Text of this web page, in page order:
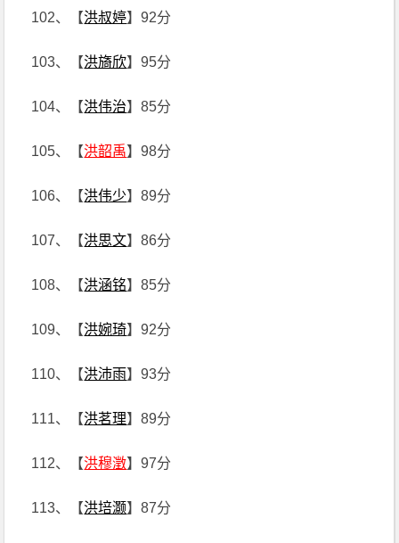
102、【洪叔婷】92分
103、【洪旖欣】95分
104、【洪伟治】85分
105、【洪韶禹】98分
106、【洪伟少】89分
107、【洪思文】86分
108、【洪涵铭】85分
109、【洪婉琦】92分
110、【洪沛雨】93分
111、【洪茗理】89分
112、【洪穆澂】97分
113、【洪培灏】87分